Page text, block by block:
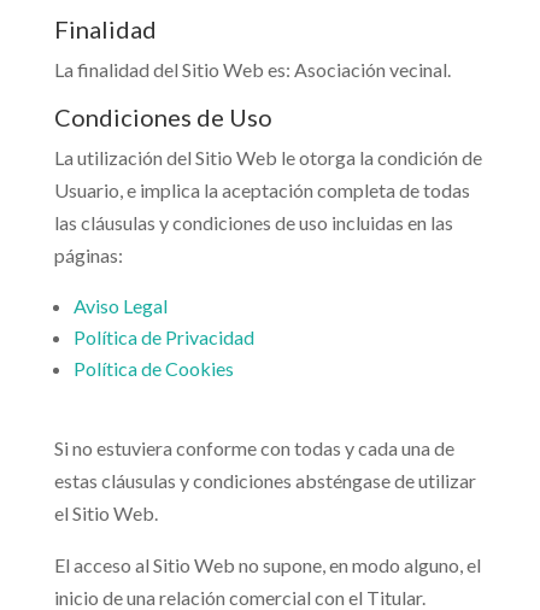
Finalidad
La finalidad del Sitio Web es: Asociación vecinal.
Condiciones de Uso
La utilización del Sitio Web le otorga la condición de
Usuario, e implica la aceptación completa de todas
las cláusulas y condiciones de uso incluidas en las
páginas:
Aviso Legal
Política de Privacidad
Política de Cookies
Si no estuviera conforme con todas y cada una de
estas cláusulas y condiciones absténgase de utilizar
el Sitio Web.
El acceso al Sitio Web no supone, en modo alguno, el
inicio de una relación comercial con el Titular.